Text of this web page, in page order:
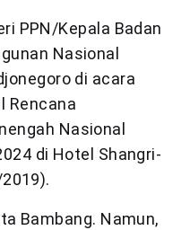
PPN/Kepala Badan
Nasional
di acara
Rencana
Nasional
di Hotel Shangri-
Bambang. Namun,